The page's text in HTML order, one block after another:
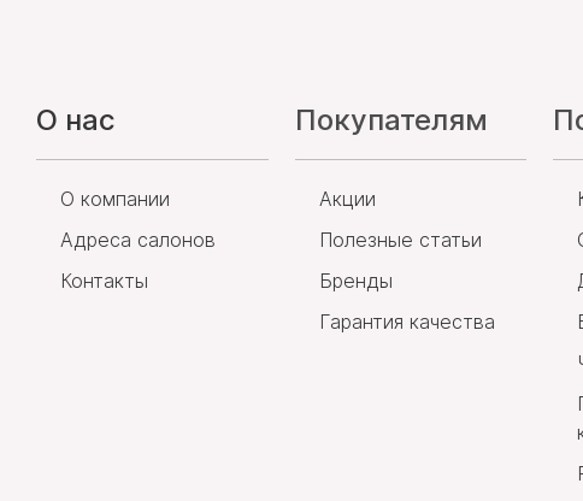
О нас
О компании
Адреса салонов
Контакты
Покупателям
Акции
Полезные статьи
Бренды
Гарантия качества